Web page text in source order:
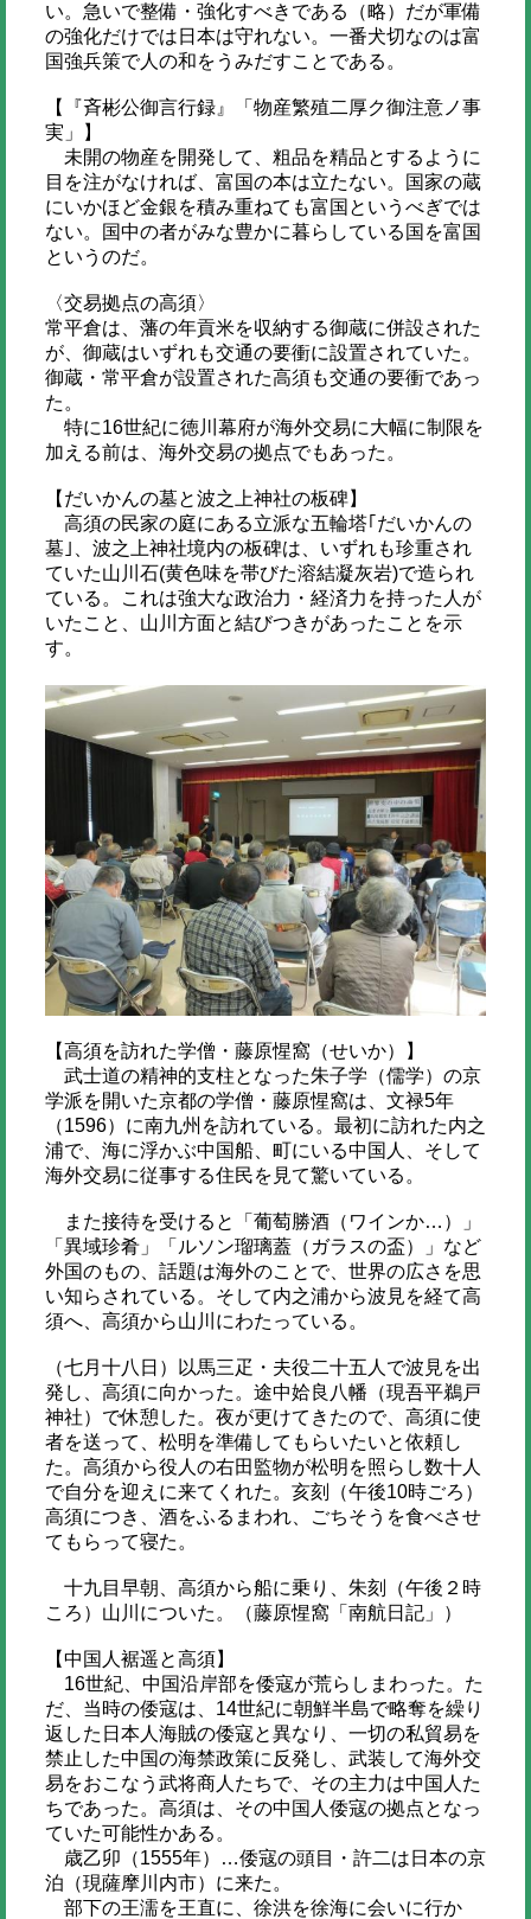
い。急いで整備・強化すべきである（略）だが軍備
の強化だけでは日本は守れない。一番犬切なのは富
国強兵策で人の和をうみだすことである。
【『斉彬公御言行録』「物産繁殖二厚ク御注意ノ事
実」】
未開の物産を開発して、粗品を精品とするように
目を注がなければ、富国の本は立たない。国家の蔵
にいかほど金銀を積み重ねても富国というべぎでは
ない。国中の者がみな豊かに暮らしている国を富国
というのだ。
〈交易拠点の高須〉
常平倉は、藩の年貢米を収納する御蔵に併設された
が、御蔵はいずれも交通の要衝に設置されていた。
御蔵・常平倉が設置された高須も交通の要衝であっ
た。
特に16世紀に徳川幕府が海外交易に大幅に制限を
加える前は、海外交易の拠点でもあった。
【だいかんの墓と波之上神社の板碑】
高須の民家の庭にある立派な五輪塔｢だいかんの
墓｣、波之上神社境内の板碑は、いずれも珍重され
ていた山川石(黄色味を帯びた溶結凝灰岩)で造られ
ている。これは強大な政治力・経済力を持った人が
いたこと、山川方面と結びつきがあったことを示
す。
【高須を訪れた学僧・藤原惺窩（せいか）】
武士道の精神的支柱となった朱子学（儒学）の京
学派を開いた京都の学僧・藤原惺窩は、文禄5年
（1596）に南九州を訪れている。最初に訪れた内之
浦で、海に浮かぶ中国船、町にいる中国人、そして
海外交易に従事する住民を見て驚いている。
また接待を受けると「葡萄勝酒（ワインか…）」
「異域珍肴」「ルソン瑠璃蓋（ガラスの盃）」など
外国のもの、話題は海外のことで、世界の広さを思
い知らされている。そして内之浦から波見を経て高
須へ、高須から山川にわたっている。
（七月十八日）以馬三疋・夫役二十五人で波見を出
発し、高須に向かった。途中姶良八幡（現吾平鵜戸
神社）で休憩した。夜が更けてきたので、高須に使
者を送って、松明を準備してもらいたいと依頼し
た。高須から役人の右田監物が松明を照らし数十人
で自分を迎えに来てくれた。亥刻（午後10時ごろ）
高須につき、酒をふるまわれ、ごちそうを食べさせ
てもらって寝た。
十九目早朝、高須から船に乗り、朱刻（午後２時
ころ）山川についた。（藤原惺窩「南航日記」）
【中国人裾遥と高須】
16世紀、中国沿岸部を倭寇が荒らしまわった。た
だ、当時の倭寇は、14世紀に朝鮮半島で略奪を繰り
返した日本人海賊の倭寇と異なり、一切の私貿易を
禁止した中国の海禁政策に反発し、武装して海外交
易をおこなう武将商人たちで、その主力は中国人た
ちであった。高須は、その中国人倭寇の拠点となっ
ていた可能性かある。
歳乙卯（1555年）…倭寇の頭目・許二は日本の京
泊（現薩摩川内市）に来た。
部下の王濡を王直に、徐洪を徐海に会いに行か